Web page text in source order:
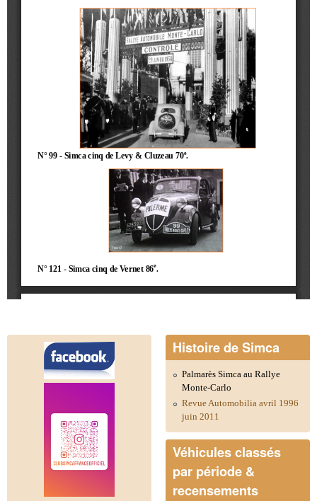
Histoire de Simca
Palmarès Simca au Rallye
Monte-Carlo
Revue Automobilia avril 1996
juin 2011
Véhicules classés
par période &
recensements